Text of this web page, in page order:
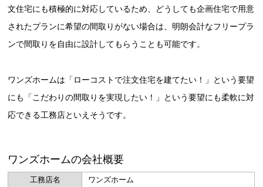
文住宅にも積極的に対応しているため、どうしても企画住宅で用意
されたプランに希望の間取りがない場合は、明朗会計なフリープラ
ンで間取りを自由に設計してもらうことも可能です。
ワンズホームは「ローコストで注文住宅を建てたい！」という要望
にも「こだわりの間取りを実現したい！」という要望にも柔軟に対
応できる工務店といえそうです。
ワンズホームの会社概要
工務店名
ワンズホーム